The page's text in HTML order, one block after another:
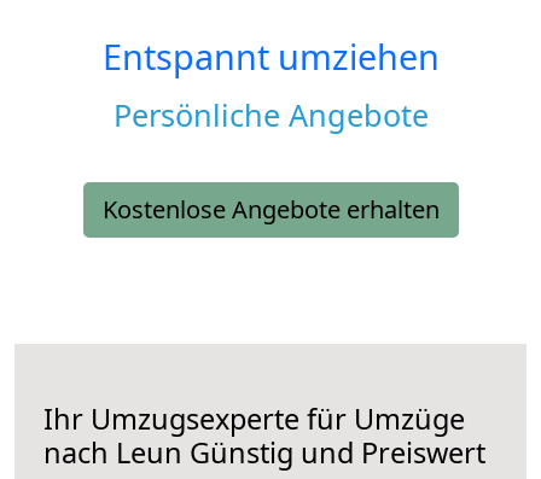
Entspannt umziehen
Persönliche Angebote
Kostenlose Angebote erhalten
Ihr Umzugsexperte für Umzüge
nach Leun Günstig und Preiswert